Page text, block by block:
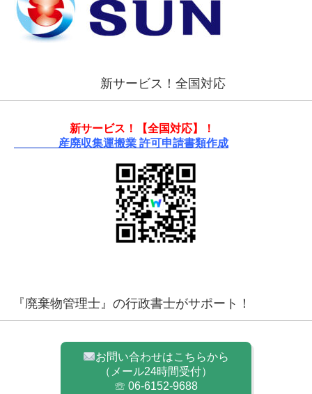
新サービス！全国対応
新サービス！【全国対応】！
産廃収集運搬業 許可申請書類作成
『廃棄物管理士』の行政書士がサポート！
お問い合わせはこちらから
（メール24時間受付）
☏ 06-6152-9688